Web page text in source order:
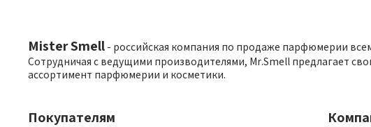
Mister Smell - российская компания по продаже парфюмерии
Сотрудничая с ведущими производителями, Mr.Smell предлагает
ассортимент парфюмерии и косметики.
Покупателям